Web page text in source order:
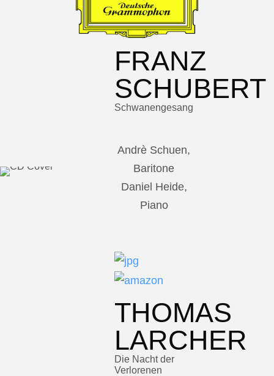
FRANZ
SCHUBERT
Schwanengesang
Andrè Schuen,
Baritone
Daniel Heide,
Piano
THOMAS
LARCHER
Die Nacht der
Verlorenen